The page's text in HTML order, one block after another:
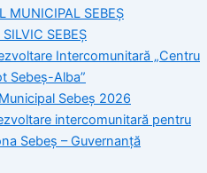
MUNICIPAL SEBEȘ
SEBEȘ
Intercomunitară „Centru
Sebeș-Alba”
Sebeș 2026
intercomunitară pentru
Sebeș – Guvernanță